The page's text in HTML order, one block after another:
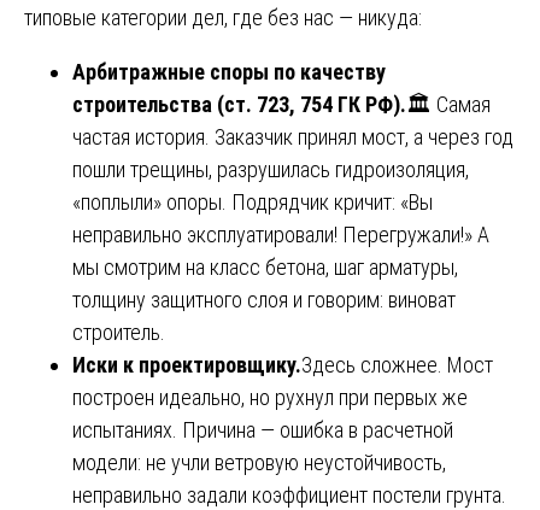
типовые категории дел, где без нас — никуда:
Арбитражные споры по качеству
строительства (ст. 723, 754 ГК РФ).🏛️ Самая
частая история. Заказчик принял мост, а через год
пошли трещины, разрушилась гидроизоляция,
«поплыли» опоры. Подрядчик кричит: «Вы
неправильно эксплуатировали! Перегружали!» А
мы смотрим на класс бетона, шаг арматуры,
толщину защитного слоя и говорим: виноват
строитель.
Иски к проектировщику.Здесь сложнее. Мост
построен идеально, но рухнул при первых же
испытаниях. Причина — ошибка в расчетной
модели: не учли ветровую неустойчивость,
неправильно задали коэффициент постели грунта.